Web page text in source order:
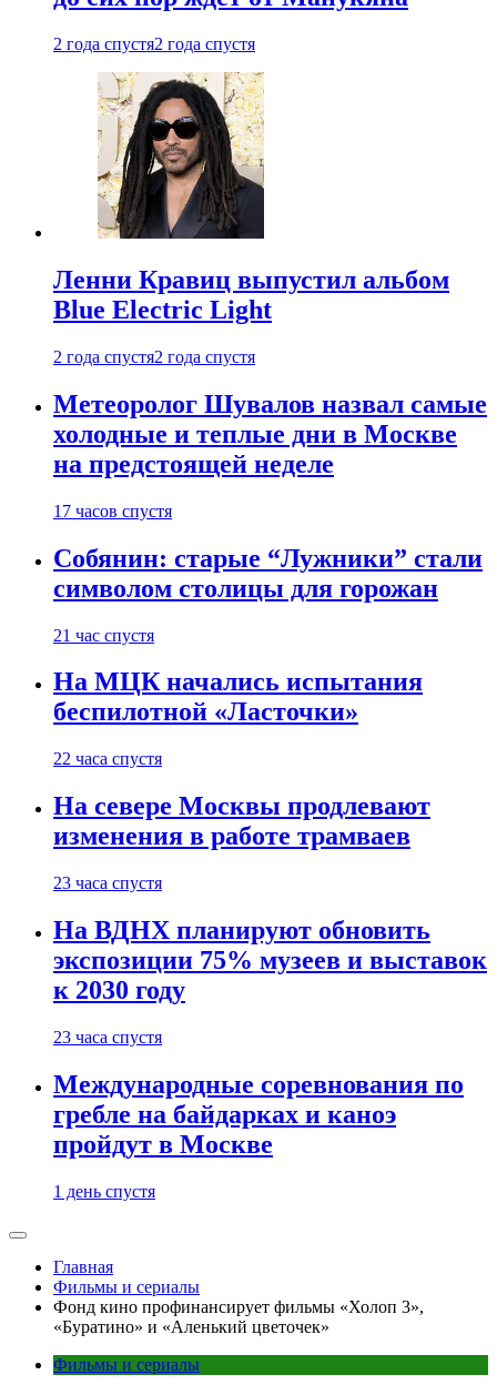
2 года спустя2 года спустя
Ленни Кравиц выпустил альбом
Blue Electric Light
2 года спустя2 года спустя
Метеоролог Шувалов назвал самые
холодные и теплые дни в Москве
на предстоящей неделе
17 часов спустя
Собянин: старые “Лужники” стали
символом столицы для горожан
21 час спустя
На МЦК начались испытания
беспилотной «Ласточки»
22 часа спустя
На севере Москвы продлевают
изменения в работе трамваев
23 часа спустя
На ВДНХ планируют обновить
экспозиции 75% музеев и выставок
к 2030 году
23 часа спустя
Международные соревнования по
гребле на байдарках и каноэ
пройдут в Москве
1 день спустя
Главная
Фильмы и сериалы
Фонд кино профинансирует фильмы «Холоп 3»,
«Буратино» и «Аленький цветочек»
Фильмы и сериалы